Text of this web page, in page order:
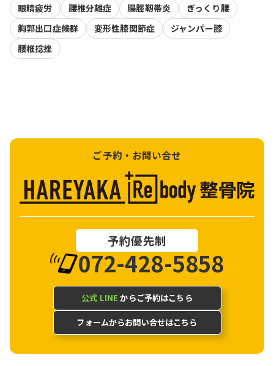
眼精疲労
腰椎分離症 腸脛靭帯炎
ぎっくり腰
胸郭出口症候群
変形性膝関節症
ジャンパー膝
腰椎捻挫
ご予約・お問い合せ
予約優先制
072-428-5858
公式 LINE からご予約はこちら
フォームからお問い合せはこちら